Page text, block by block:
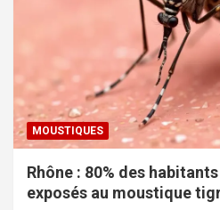
MOUSTIQUES
Rhône : 80% des
exposés au moustique